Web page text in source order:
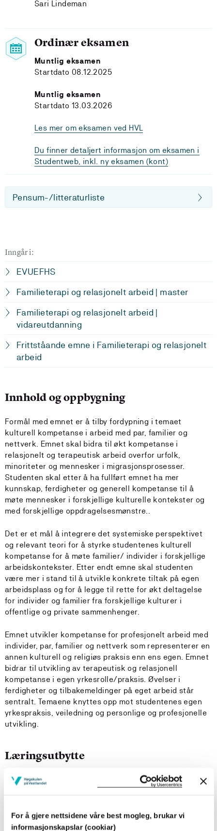
For å gjere nettsidene våre best mogleg, brukar vi
informasjonskapslar (cookiar)
Sari Lindeman
Ordinær eksamen
Muntlig eksamen
Startdato 08.12.2025
Muntlig eksamen
Startdato 13.03.2026
Les mer om eksamen ved HVL
Du finner detaljert informasjon om eksamen i
Studentweb, inkl. ny eksamen (kont)
Pensum-/litteraturliste
Inngår i:
EVUEFHS
Familieterapi og relasjonelt arbeid | master
Familieterapi og relasjonelt arbeid |
vidareutdanning
Frittståande emne i Familieterapi og relasjonelt
arbeid
Innhold og oppbygning
Formål med emnet er å tilby fordypning i temaet
kulturell kompetanse i arbeid med par, familier og
nettverk. Emnet skal bidra til økt kompetanse i
relasjonelt og terapeutisk arbeid overfor urfolk,
minoriteter og mennesker i migrasjonsprosesser.
Studenten skal etter å ha fullført emnet ha mer
kunnskap, ferdigheter og generell kompetanse til å
møte mennesker i forskjellige kulturelle kontekster og
med forskjellige oppdragelsesmønstre..
Det er et mål å integrere det systemiske perspektivet
og relevant teori for å styrke studentenes kulturell
kompetanse for å møte familier/ individer i forskjellige
arbeidskontekster. Etter endt emne skal studenten
være mer i stand til å utvikle konkrete tiltak på egen
arbeidsplass og for å legge til rette for økt deltagelse
for individer og familier fra forskjellige kulturer i
offentlige og private sammenhenger.
Emnet utvikler kompetanse for profesjonelt arbeid med
individer, par, familier og nettverk som representerer en
annen kulturell og religiøs praksis enn ens egen. Emnet
bidrar til utvikling av terapeutisk og relasjonell
kompetanse i egen yrkesrolle/praksis. Øvelser i
ferdigheter og tilbakemeldinger på eget arbeid står
sentralt. Temaene knyttes opp mot studentenes egen
yrkespraksis, veiledning og personlige og profesjonelle
utvikling.
Læringsutbytte
En student med fullført emne skal ha følgende totale
læringsutbytte definert i kunnskap, ferdigheter og
Kunnskap: